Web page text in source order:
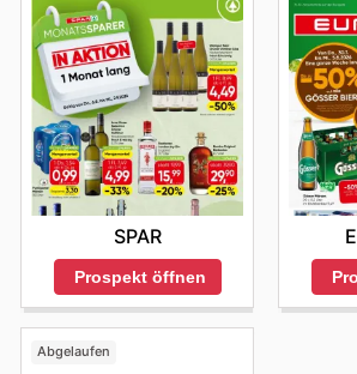
SPAR
Prospekt öffnen
Abgelaufen